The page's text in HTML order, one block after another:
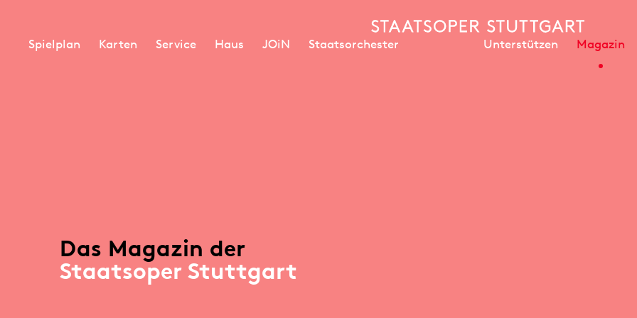
Spielplan Karten Service Haus JOiN Staatsorchester Unterstützen Magazin
Das Magazin der
Staatsoper Stuttgart